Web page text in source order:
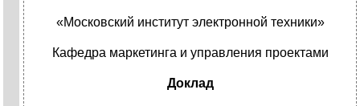
«Московский институт электронной техники»
Кафедра маркетинга и управления проектами
Доклад